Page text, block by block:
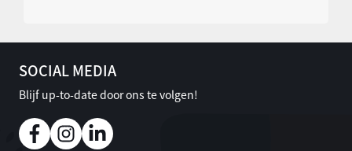
SOCIAL MEDIA
Blijf up-to-date door ons te volgen!